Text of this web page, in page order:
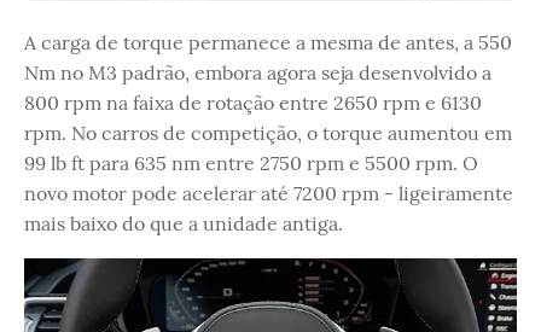
A carga de torque permanece a mesma de antes, a 550
Nm no M3 padrão, embora agora seja desenvolvido a
800 rpm na faixa de rotação entre 2650 rpm e 6130
rpm. No carros de competição, o torque aumentou em
99 lb ft para 635 nm entre 2750 rpm e 5500 rpm. O
novo motor pode acelerar até 7200 rpm - ligeiramente
mais baixo do que a unidade antiga.